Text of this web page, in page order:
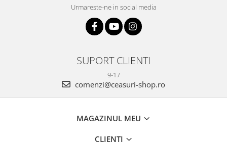
Urmareste-ne in social media
SUPORT CLIENTI
9-17
comenzi@ceasuri-shop.ro
MAGAZINUL MEU
CLIENTI